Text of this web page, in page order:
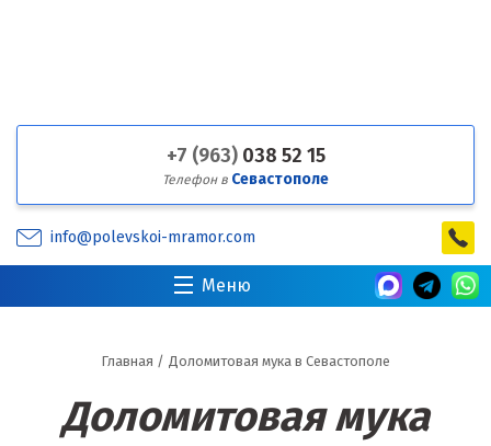
+7 (963) 038 52 15
Телефон в Севастополе
info@polevskoi-mramor.com
Меню
Главная / Доломитовая мука в Севастополе
Доломитовая мука